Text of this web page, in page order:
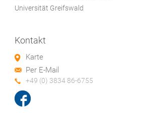
Universität Greifswald
Kontakt
Karte
Per E-Mail
+49 (0) 3834 86-6755